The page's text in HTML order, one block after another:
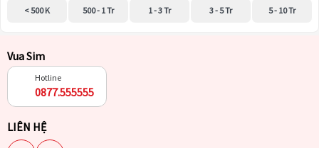
< 500 K 500 - 1 Tr 1 - 3 Tr 3 - 5 Tr 5 - 10 Tr
Vua Sim
Hotline
0877.555555
LIÊN HỆ